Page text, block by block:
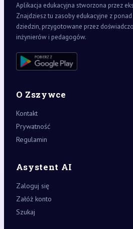
Aplikacja edukacyjna stworzona przez
Znajdziesz tu zasoby edukacyjne z
dziedzin, przygotowane przez
inżynierów i pedagogów.
O Zszywce
Kontakt
Prywatność
Regulamin
Asystent AI
Zaloguj się
Załóż konto
Szukaj